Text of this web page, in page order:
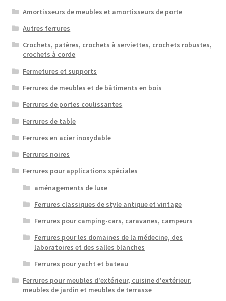
Amortisseurs de meubles et amortisseurs de porte
Autres ferrures
Crochets, patères, crochets à serviettes, crochets robustes,
crochets à corde
Fermetures et supports
Ferrures de meubles et de bâtiments en bois
Ferrures de portes coulissantes
Ferrures de table
Ferrures en acier inoxydable
Ferrures noires
Ferrures pour applications spéciales
aménagements de luxe
Ferrures classiques de style antique et vintage
Ferrures pour camping-cars, caravanes, campeurs
Ferrures pour les domaines de la médecine, des
laboratoires et des salles blanches
Ferrures pour yacht et bateau
Ferrures pour meubles d'extérieur, cuisine d'extérieur,
meubles de jardin et meubles de terrasse